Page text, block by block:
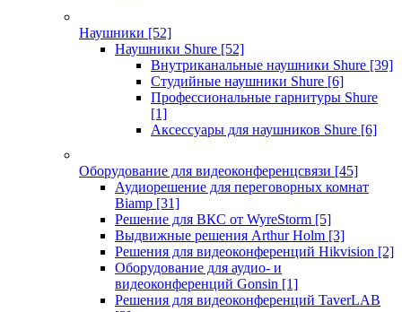
Наушники [52]
Наушники Shure [52]
Внутриканальные наушники Shure [39]
Студийные наушники Shure [6]
Профессиональные гарнитуры Shure
[1]
Аксессуары для наушников Shure [6]
Оборудование для видеоконференцсвязи [45]
Аудиорешение для переговорных комнат
Biamp [31]
Решение для ВКС от WyreStorm [5]
Выдвижные решения Arthur Holm [3]
Решения для видеоконференций Hikvision [2]
Оборудование для аудио- и
видеоконференций Gonsin [1]
Решения для видеоконференций TaverLAB